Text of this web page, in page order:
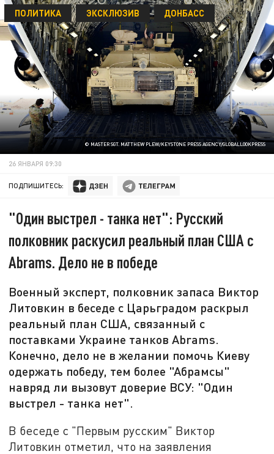
© MASTER SGT. MATTHEW PLEW/KEYSTONE PRESS AGENCY/GLOBALLOOKPRESS
ПОЛИТИКА ЭКСКЛЮЗИВ ДОНБАСС
26 ЯНВАРЯ 09:30
ПОДПИШИТЕСЬ:
"Один выстрел - танка нет": Русский
полковник раскусил реальный план США с
Abrams. Дело не в победе
Военный эксперт, полковник запаса Виктор
Литовкин в беседе с Царьградом раскрыл
реальный план США, связанный с
поставками Украине танков Abrams.
Конечно, дело не в желании помочь Киеву
одержать победу, тем более "Абрамсы"
навряд ли вызовут доверие ВСУ: "Один
выстрел - танка нет".
В беседе с "Первым русским" Виктор
Литовкин отметил, что на заявления